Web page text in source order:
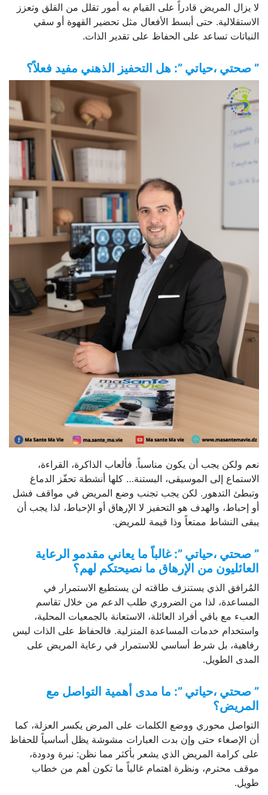
لا يزال المريض قادراً على القيام به أمور تقلل من القلق وتعزز
الاستقلالية. حتى أبسط الأفعال مثل تحضير القهوة أو سقي
النباتات تساعد على الحفاظ على تقدير الذات.
” صحتي ،حياتي ”: هل التحفيز الذهني مفيد فعلاً؟
نعم ولكن يجب أن يكون مناسباً. فألعاب الذاكرة، القراءة،
الاستماع إلى الموسيقى، البستنة… كلها أنشطة تحفّز الدماغ
وتبطئ التدهور. لكن يجب تجنب وضع المريض في مواقف فشل
أو إحباط، والهدف هو التحفيز لا الإرهاق أو الإحباط، لذا يجب أن
يبقى النشاط ممتعاً وذا قيمة للمريض.
” صحتي ،حياتي ”: غالباً ما يعاني مقدمو الرعاية
العائليون من الإرهاق ما نصيحتكم لهم؟
المُرافق الذي يستنزف طاقته لن يستطيع الاستمرار في
المساعدة، لذا من الضروري طلب الدعم من خلال تقاسم
العبء مع باقي أفراد العائلة، الاستعانة بالجمعيات المحلية،
واستخدام خدمات المساعدة المنزلية. فالحفاظ على الذات ليس
رفاهية، بل شرط أساسي للاستمرار في رعاية المريض على
المدى الطويل.
” صحتي ،حياتي ”: ما مدى أهمية التواصل مع
المريض؟
التواصل محوري ووضع الكلمات على المرض يكسر العزلة، كما
أن الإصغاء حتى وإن بدت العبارات مشوشة يظل أساسياً للحفاظ
على كرامة المريض الذي يشعر بأكثر مما نظن: نبرة ودودة،
موقف محترم، ونظرة اهتمام غالباً ما تكون أهم من خطاب
طويل.